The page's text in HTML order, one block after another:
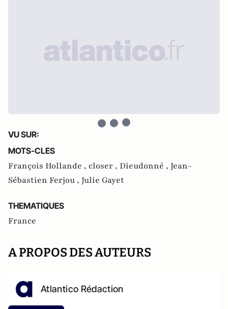
VU SUR:
MOTS-CLES
François Hollande , closer , Dieudonné , Jean-
Sébastien Ferjou , Julie Gayet
THEMATIQUES
France
A PROPOS DES AUTEURS
Atlantico Rédaction